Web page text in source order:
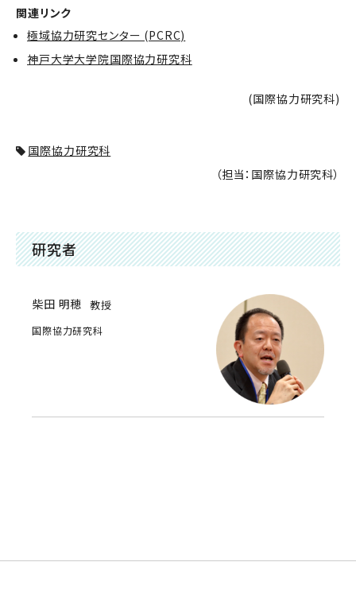
関連リンク
極域協力研究センター (PCRC)
神戸大学大学院国際協力研究科
(国際協力研究科)
国際協力研究科
（担当：国際協力研究科）
研究者
柴田 明穂 教授
国際協力研究科